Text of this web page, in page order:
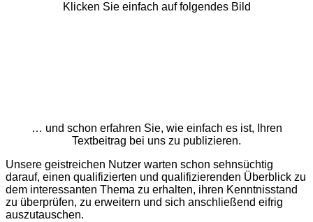
Klicken Sie einfach auf folgendes Bild
… und schon erfahren Sie, wie einfach es ist, Ihren
Textbeitrag bei uns zu publizieren.
Unsere geistreichen Nutzer warten schon sehnsüchtig
darauf, einen qualifizierten und qualifizierenden Überblick zu
dem interessanten Thema zu erhalten, ihren Kenntnisstand
zu überprüfen, zu erweitern und sich anschließend eifrig
auszutauschen.